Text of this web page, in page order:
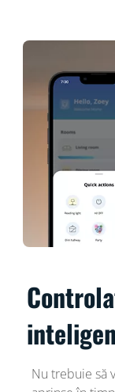
Nu trebuie să